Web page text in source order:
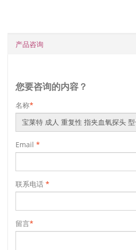
产品咨询
您要咨询的内容？
名称*
Email *
联系电话 *
留言*